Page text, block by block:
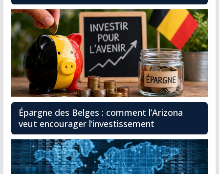
Épargne des Belges : comment l’Arizona
veut encourager l’investissement